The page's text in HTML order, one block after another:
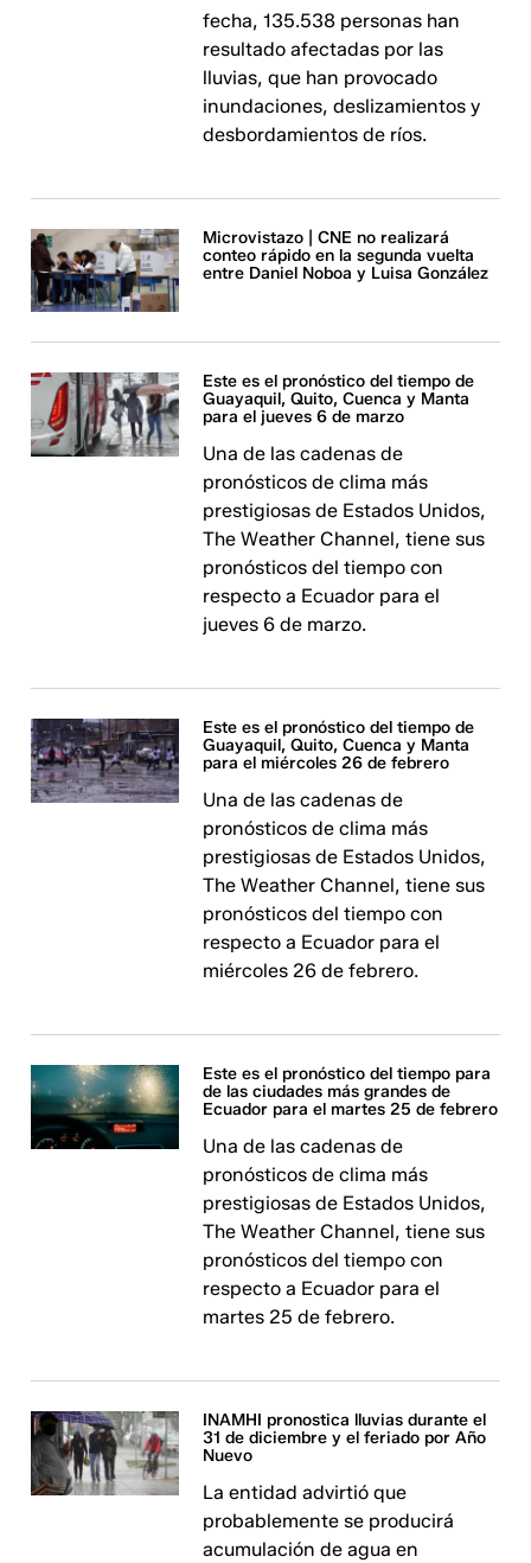
fecha, 135.538 personas han
resultado afectadas por las
lluvias, que han provocado
inundaciones, deslizamientos y
desbordamientos de ríos.
Microvistazo | CNE no realizará
conteo rápido en la segunda vuelta
entre Daniel Noboa y Luisa González
Este es el pronóstico del tiempo de
Guayaquil, Quito, Cuenca y Manta
para el jueves 6 de marzo
Una de las cadenas de
pronósticos de clima más
prestigiosas de Estados Unidos,
The Weather Channel, tiene sus
pronósticos del tiempo con
respecto a Ecuador para el
jueves 6 de marzo.
Este es el pronóstico del tiempo de
Guayaquil, Quito, Cuenca y Manta
para el miércoles 26 de febrero
Una de las cadenas de
pronósticos de clima más
prestigiosas de Estados Unidos,
The Weather Channel, tiene sus
pronósticos del tiempo con
respecto a Ecuador para el
miércoles 26 de febrero.
Este es el pronóstico del tiempo para
de las ciudades más grandes de
Ecuador para el martes 25 de febrero
Una de las cadenas de
pronósticos de clima más
prestigiosas de Estados Unidos,
The Weather Channel, tiene sus
pronósticos del tiempo con
respecto a Ecuador para el
martes 25 de febrero.
INAMHI pronostica lluvias durante el
31 de diciembre y el feriado por Año
Nuevo
La entidad advirtió que
probablemente se producirá
acumulación de agua en